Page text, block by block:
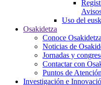
Uso del
Osakidetza
Conoce
Noticias de
Jornadas y
Contactar con
Puntos de
Investigación e